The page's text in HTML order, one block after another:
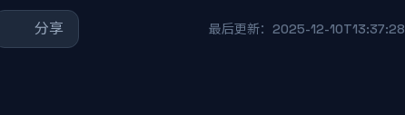
分享 最后更新：2025-12-10T13:37:28